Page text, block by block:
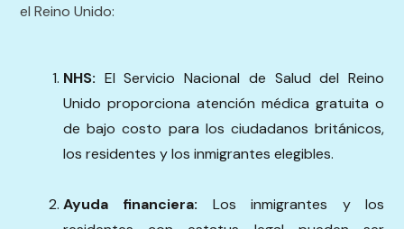
el Reino Unido:
NHS: El Servicio Nacional de Salud del Reino
Unido proporciona atención médica gratuita o
de bajo costo para los ciudadanos británicos,
los residentes y los inmigrantes elegibles.
Ayuda financiera: Los inmigrantes y los